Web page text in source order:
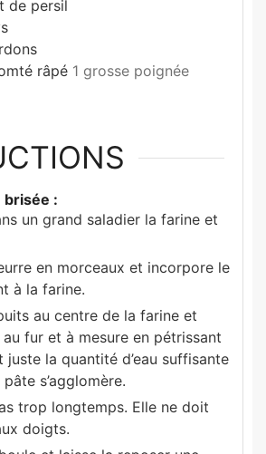
de persil
râpé 1 grosse poignée
brisée :
un grand saladier la farine et
en morceaux et incorpore le
à la farine.
au centre de la farine et
au fur et à mesure en pétrissant
juste la quantité d’eau suffisante
s’agglomère.
trop longtemps. Elle ne doit
doigts.